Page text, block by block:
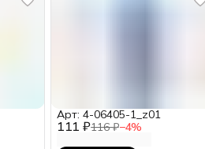
111 ₽116 ₽−4%
Арт: 4-06405-1_z01